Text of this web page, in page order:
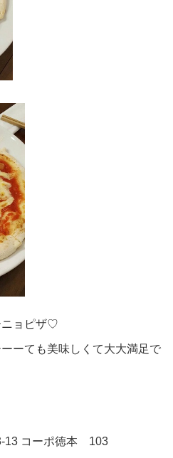
ニョピザ♡
ーても美味しくて大大満足で
13 コーポ徳本 103